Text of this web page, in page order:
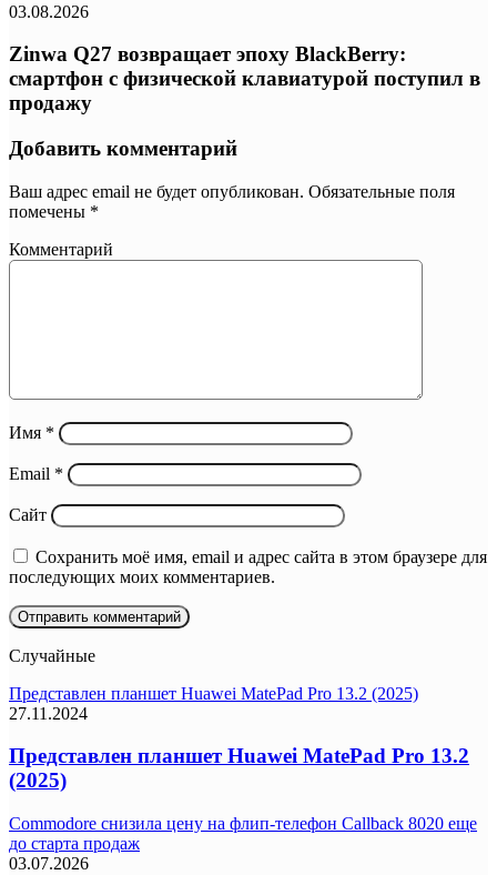
03.08.2026
Zinwa Q27 возвращает эпоху BlackBerry:
смартфон с физической клавиатурой поступил в
продажу
Добавить комментарий
Ваш адрес email не будет опубликован. Обязательные поля
помечены *
Комментарий
Имя *
Email *
Сайт
Сохранить моё имя, email и адрес сайта в этом браузере для
последующих моих комментариев.
Случайные
Представлен планшет Huawei MatePad Pro 13.2 (2025)
27.11.2024
Представлен планшет Huawei MatePad Pro 13.2
(2025)
Commodore снизила цену на флип-телефон Callback 8020 еще
до старта продаж
03.07.2026